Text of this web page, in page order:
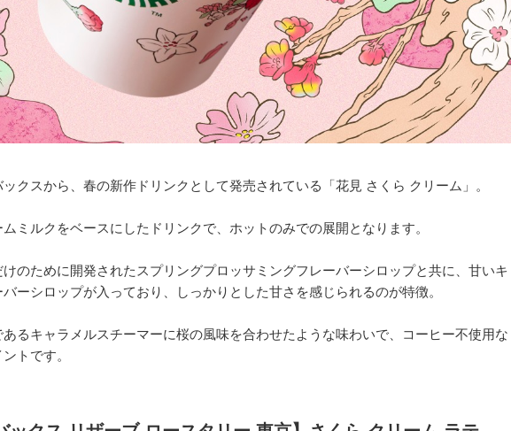
クスから、春の新作ドリンクとして発売されている「花見 さくら クリーム」。
ミルクをベースにしたドリンクで、ホットのみでの展開となります。
けのために開発されたスプリングプロッサミングフレーバーシロップと共に、甘いキ
ーシロップが入っており、しっかりとした甘さを感じられるのが特徴。
るキャラメルスチーマーに桜の風味を合わせたような味わいで、コーヒー不使用な
トです。